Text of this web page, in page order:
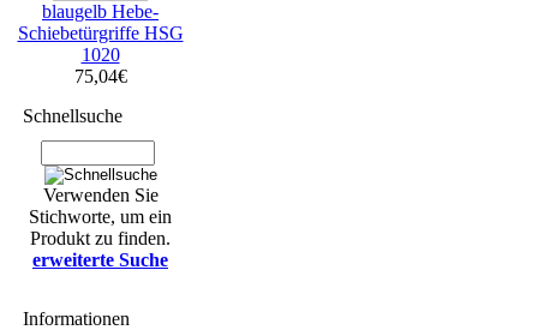
blaugelb Hebe-
Schiebetürgriffe HSG
1020
75,04€
Schnellsuche
Verwenden Sie
Stichworte, um ein
Produkt zu finden.
erweiterte Suche
Informationen